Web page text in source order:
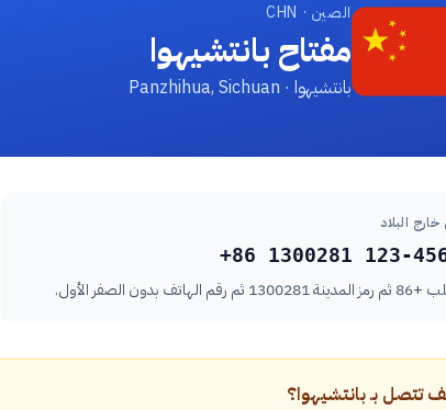
الصين · CHN
مفتاح بانتشيهوا
بانتشيهوا · Panzhihua, Sichuan
البلاد
+86 1300281 123-
ثم رقم الهاتف بدون الصفر الأول.
تتصل بـ بانتشيهوا؟